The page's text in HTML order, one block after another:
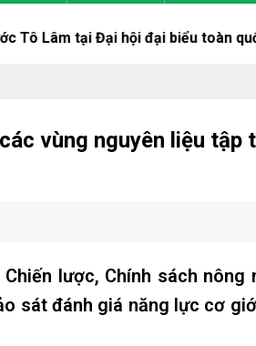
hội đại biểu toàn quốc Đoàn
vùng nguyên liệu tập
lược, Chính sách
sát đánh giá năng lực cơ